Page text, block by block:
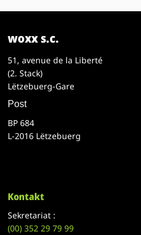
woxx s.c.
51, avenue de la Liberté
(2. Stack)
Lëtzebuerg-Gare
Post
BP 684
L-2016 Lëtzebuerg
Kontakt
Sekretariat :
(00)352 29 79 99